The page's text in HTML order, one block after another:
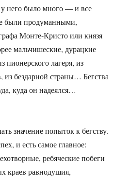
него было много — и все
были продуманными,
Монте-Кристо или князя
мальчишеские, дурацкие
пионерского лагеря, из
из бездарной страны… Бегства
куда он надеялся…
значение попыток к бегству.
и есть самое главное:
ребяческие побеги
краев равнодушия,